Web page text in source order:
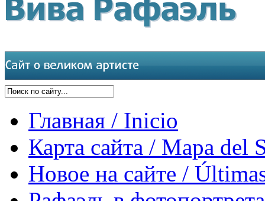
Главная / Inicio
Карта сайта / Mapa del
Новое на сайте /